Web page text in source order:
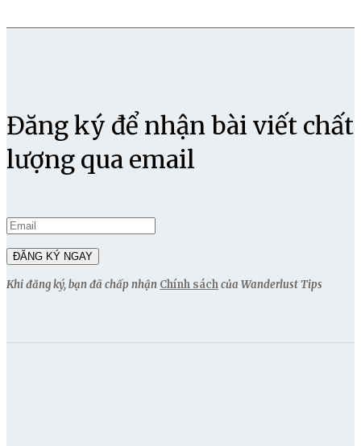
Đăng ký để nhận bài viết chất
lượng qua email
Khi đăng ký, bạn đã chấp nhận Chính sáchcủa Wanderlust Tips